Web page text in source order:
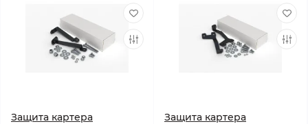
Защита картера
Защита картера